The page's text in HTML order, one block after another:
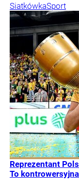
SiatkówkaSport
Reprezentant
To